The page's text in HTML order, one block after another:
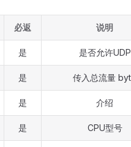
必返 说明
是 是否允许UDP
是 传入总流量
是 介绍
是 CPU型号